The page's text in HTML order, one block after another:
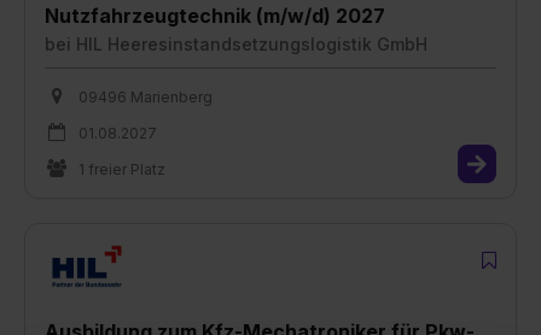
Nutzfahrzeugtechnik (m/w/d) 2027
bei HIL Heeresinstandsetzungslogistik GmbH
09496 Marienberg
01.08.2027
1 freier Platz